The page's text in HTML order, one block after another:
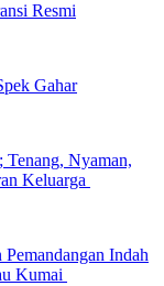
Resmi
Gahar
Nyaman,
Keluarga
Indah
Kumai